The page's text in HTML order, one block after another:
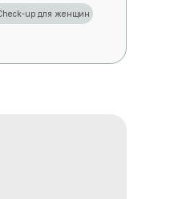
up для женщин